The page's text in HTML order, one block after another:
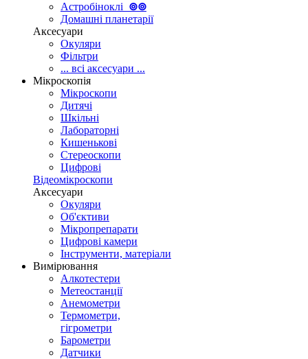
Астробіноклі ⊚⊚
Домашні планетарії
Аксесуари
Окуляри
Фільтри
... всі аксесуари ...
Мікроскопія
Мікроскопи
Дитячі
Шкільні
Лабораторні
Кишенькові
Стереоскопи
Цифрові
Відеомікроскопи
Аксесуари
Окуляри
Об'єктиви
Мікропрепарати
Цифрові камери
Інструменти, матеріали
Вимірювання
Алкотестери
Метеостанції
Анемометри
Термометри,
гігрометри
Барометри
Датчики